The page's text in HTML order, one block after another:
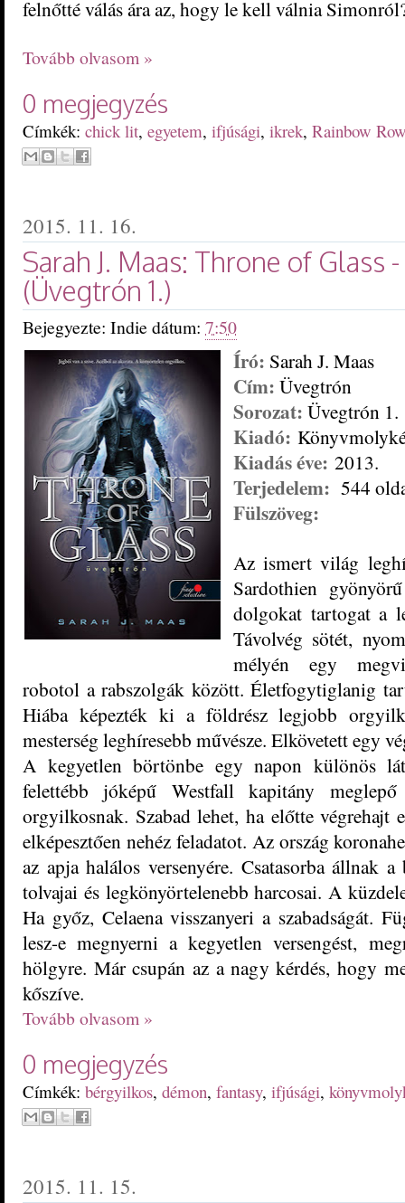
felnőtté válás ára az, hogy le kell válnia
Tovább olvasom »
0 megjegyzés
Címkék: chick lit, egyetem, ifjúsági, ikrek, Rainbow
2015. 11. 16.
Sarah J. Maas: Throne of Glass
(Üvegtrón 1.)
Bejegyezte: Indie dátum: 7:50
Író: Sarah J. Maas
Cím: Üvegtrón
Sorozat: Üvegtrón 1.
Kiadó:
Kiadás éve: 2013.
Terjedelem: 544
Fülszöveg:
Az ismert világ
Sardothien
dolgokat tartogat a
Távolvég sötét,
mélyén egy
robotol a rabszolgák között. Életfogytiglanig
Hiába képezték ki a földrész legjobb
mesterség leghíresebb művésze. Elkövetett egy
A kegyetlen börtönbe egy napon különös
felettébb jóképű Westfall kapitány
orgyilkosnak. Szabad lehet, ha előtte végrehajt
elképesztően nehéz feladatot. Az ország
az apja halálos versenyére. Csatasorba állnak a
tolvajai és legkönyörtelenebb harcosai. A
Ha győz, Celaena visszanyeri a szabadságát.
lesz-e megnyerni a kegyetlen versengést,
hölgyre. Már csupán az a nagy kérdés, hogy
kőszíve.
Tovább olvasom »
0 megjegyzés
Címkék: bérgyilkos, démon, fantasy, ifjúsági,
2015. 11. 15.